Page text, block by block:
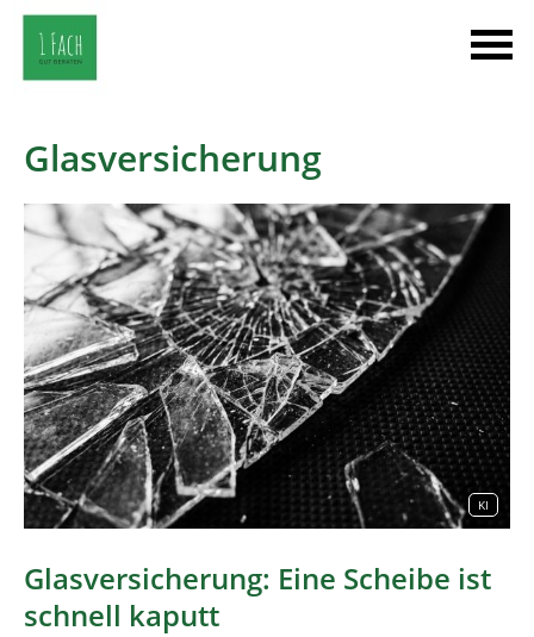
Glasversicherung
KI
Glasversicherung: Eine Scheibe ist
schnell kaputt